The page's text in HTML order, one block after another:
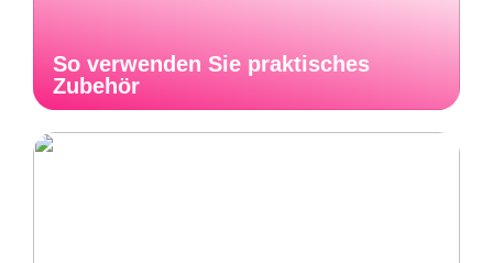
So verwenden Sie praktisches
Zubehör